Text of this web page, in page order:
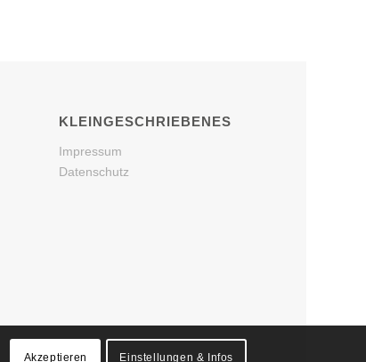
KLEINGESCHRIEBENES
Impressum
Datenschutz
Akzeptieren Einstellungen & Infos